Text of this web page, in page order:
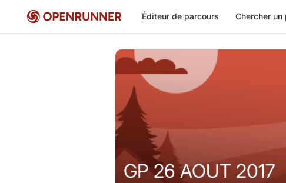
Éditeur de parcours Chercher un
GP 26 AOUT 2017